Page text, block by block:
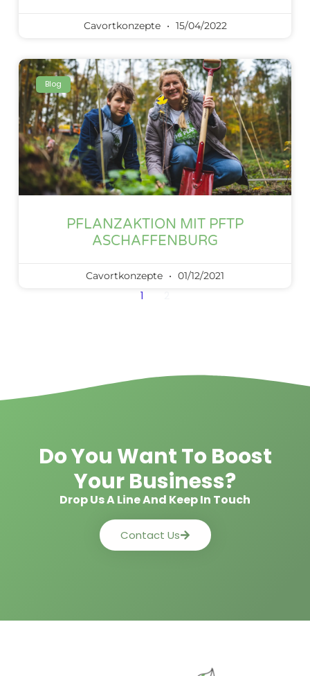
Cavortkonzepte 15/04/2022
Blog
PFLANZAKTION MIT PFTP
ASCHAFFENBURG
Cavortkonzepte 01/12/2021
1
Do You Want To Boost
Your Business?
Drop Us A Line And Keep In Touch
Contact Us